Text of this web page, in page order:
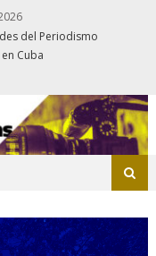
del Periodismo
Cuba